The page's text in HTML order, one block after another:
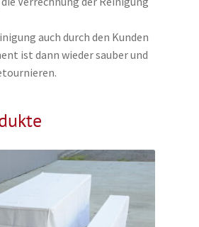
auch durch den Kunden
ist dann wieder sauber und